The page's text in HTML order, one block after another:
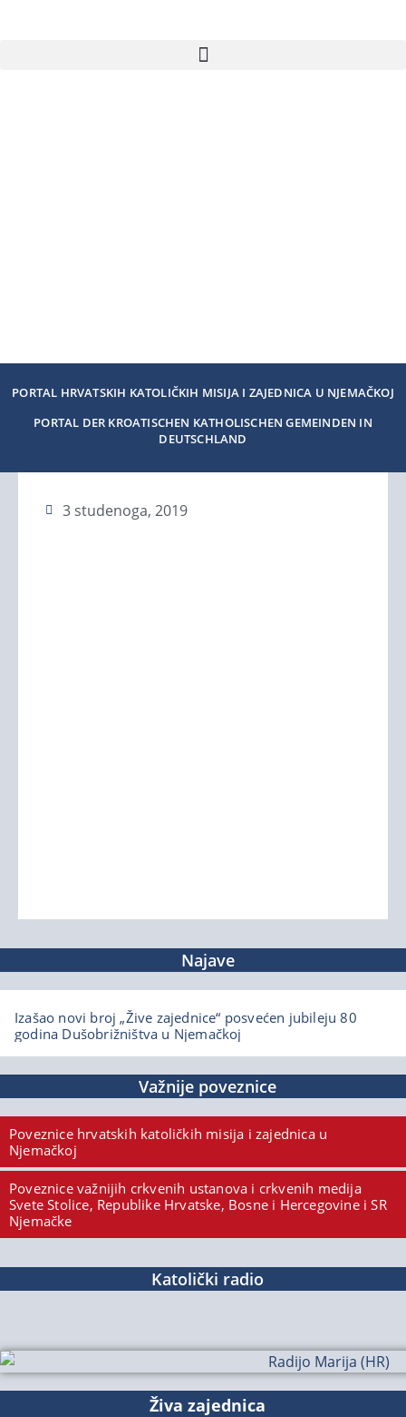
PORTAL HRVATSKIH KATOLIČKIH MISIJA I ZAJEDNICA U NJEMAČKOJ
PORTAL DER KROATISCHEN KATHOLISCHEN GEMEINDEN IN
DEUTSCHLAND
3 studenoga, 2019
Najave
Izašao novi broj „Žive zajednice“ posvećen jubileju 80
godina Dušobrižništva u Njemačkoj
Važnije poveznice
Poveznice hrvatskih katoličkih misija i zajednica u
Njemačkoj
Poveznice važnijih crkvenih ustanova i crkvenih medija
Svete Stolice, Republike Hrvatske, Bosne i Hercegovine i SR
Njemačke
Katolički radio
Živa zajednica